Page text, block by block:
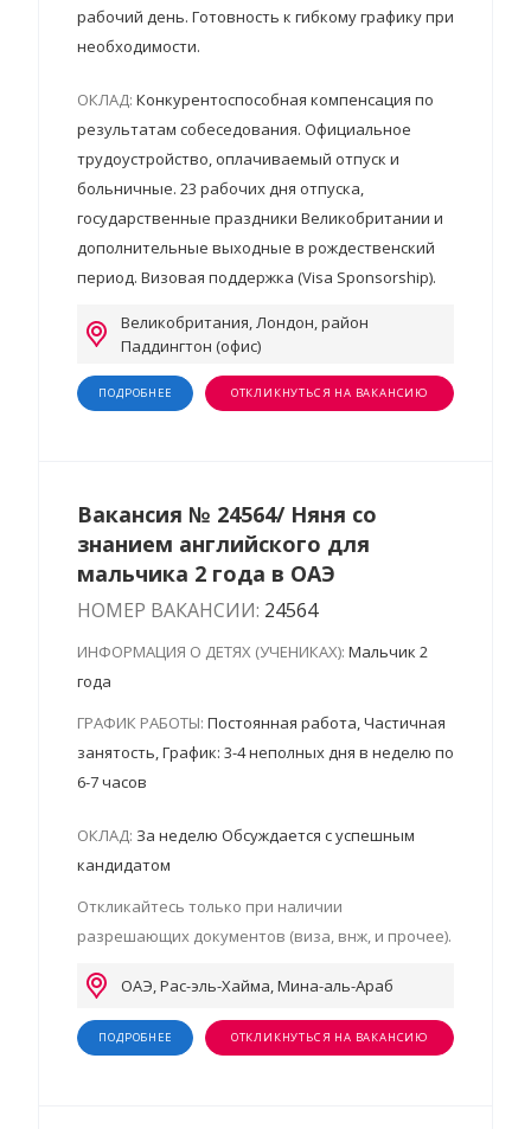
рабочий день. Готовность к гибкому графику при
необходимости.
ОКЛАД: Конкурентоспособная компенсация по
результатам собеседования. Официальное
трудоустройство, оплачиваемый отпуск и
больничные. 23 рабочих дня отпуска,
государственные праздники Великобритании и
дополнительные выходные в рождественский
период. Визовая поддержка (Visa Sponsorship).
Великобритания, Лондон, район
Паддингтон (офис)
ПОДРОБНЕЕ ОТКЛИКНУТЬСЯ НА ВАКАНСИЮ
Вакансия № 24564/ Няня со
знанием английского для
мальчика 2 года в ОАЭ
НОМЕР ВАКАНСИИ: 24564
ИНФОРМАЦИЯ О ДЕТЯХ (УЧЕНИКАХ): Мальчик 2
года
ГРАФИК РАБОТЫ: Постоянная работа, Частичная
занятость, График: 3-4 неполных дня в неделю по
6-7 часов
ОКЛАД: За неделю Обсуждается с успешным
кандидатом
Откликайтесь только при наличии
разрешающих документов (виза, внж, и прочее).
ОАЭ, Рас-эль-Хайма, Мина-аль-Араб
ПОДРОБНЕЕ ОТКЛИКНУТЬСЯ НА ВАКАНСИЮ